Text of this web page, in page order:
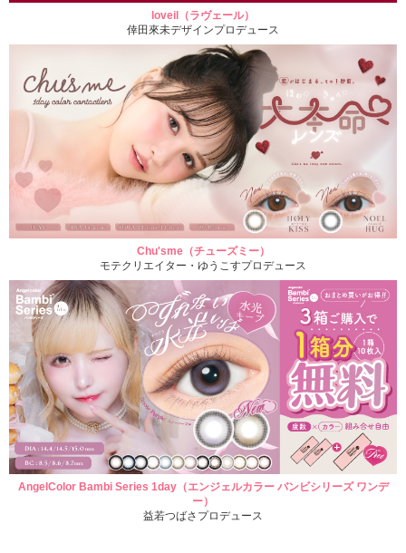
loveil（ラヴェール）
倖田來未デザインプロデュース
Chu'sme（チューズミー）
モテクリエイター・ゆうこすプロデュース
AngelColor Bambi Series 1day（エンジェルカラー バンビシリーズ ワンデ
ー）
益若つばさプロデュース